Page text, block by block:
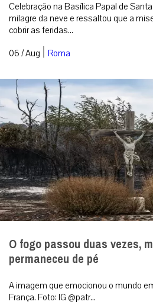
Celebração na Basílica Papal de
milagre da neve e ressaltou que a
cobrir as feridas...
06 / Aug | Roma
O fogo passou duas vezes,
permaneceu de pé
A imagem que emocionou o mundo
França. Foto: IG @patr...